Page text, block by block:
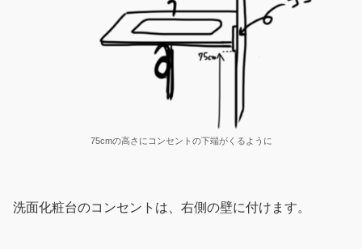
75cmの高さにコンセントの下端がくるように
洗面化粧台のコンセントは、右側の壁に付けます。